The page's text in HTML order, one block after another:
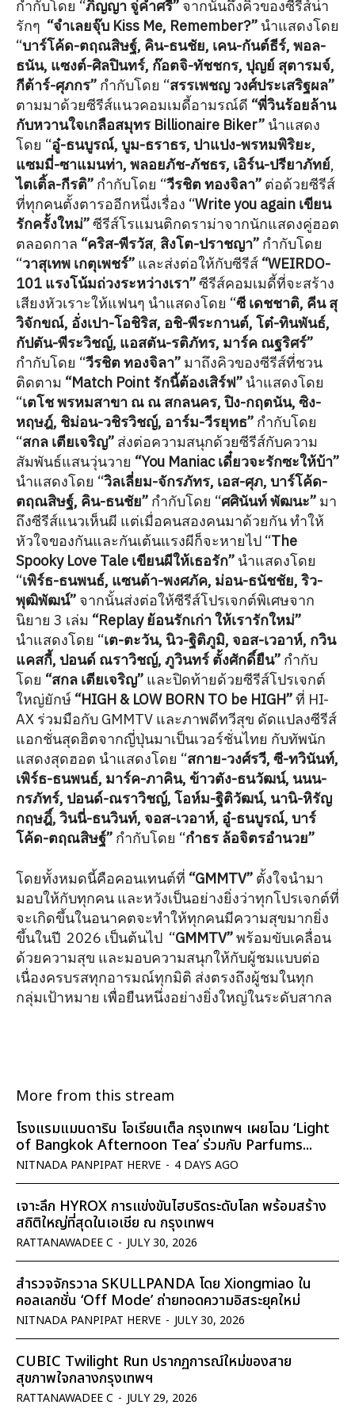
กำกับโดย “ภิญญา จู่คำศรี” จากนั้นถึงคิวของซีรีส์น่า
รักๆ “จำเลยจุ๊บ Kiss Me, Remember?” นำแสดงโดย
“บาร์โค้ด-ตฤณสิษฐ์, คิน-ธนชัย, เคน-กันต์ธีร์, พอล-
ธนัน, แซงต์-ศิลปินทร์, ก๊อตจิ-ทัชชกร, ปุญย์ สุตารมจ์,
กีต้าร์-ศุภกร” กำกับโดย “สรรเพชญ วงศ์ประเสริฐผล”
ตามมาด้วยซีรีส์แนวคอมเมดี้อามรณ์ดี “พี่วินร้อยล้าน
กับหวานใจเกลือสมุทร Billionaire Biker” นำแสดง
โดย “อู๋-ธนบูรณ์, บูม-ธราธร, ปาแปง-พรหมพิริยะ,
แซมมี่-ซาแมนท่า, พลอยภัช-ภัชธร, เอิร์น-ปรียาภัทย์,
ไตเติ้ล-กีรติ” กำกับโดย “วีรชิต ทองจิลา” ต่อด้วยซีรีส์
ที่ทุกคนตั้งตารออีกหนึ่งเรื่อง “Write you again เขียน
รักครั้งใหม่”ซีรีส์โรแมนติกดราม่าจากนักแสดงคู่ฮอต
ตลอดกาล “คริส-พีรวัส, สิงโต-ปราชญา” กำกับโดย
“วาสุเทพ เกตุเพชร์” และส่งต่อให้กับซีรีส์ “WEIRDO-
101 แรงโน้มถ่วงระหว่างเรา”ซีรีส์คอมเมดี้ที่จะสร้าง
เสียงหัวเราะให้แฟนๆ นำแสดงโดย “ซี เดชชาติ, คีน สุ
วิจักขณ์, อั่งเปา-โอชิริส, อชิ-พีระกานต์, โต๋-ทินพันธ์,
กัปตัน-พีระวิชญ์, แอสตัน-รติภัทร, มาร์ค ณฐริศร์”
กำกับโดย “วีรชิต ทองจิลา” มาถึงคิวของซีรีส์ที่ชวน
ติดตาม “Match Point รักนี้ต้องเสิร์ฟ” นำแสดงโดย
“เตโช พรหมสาขา ณ ณ สกลนคร, ปิง-กฤตนัน, ซิง-
หฤษฎ์, ชิม่อน-วชิรวิชญ์, อาร์ม-วีรยุทธ” กำกับโดย
“สกล เตียเจริญ” ส่งต่อความสนุกด้วยซีรีส์กับความ
สัมพันธ์แสนวุ่นวาย “You Maniac เดี๋ยวจะรักซะให้บ้า”
นำแสดงโดย “วิลเลี่ยม-จักรภัทร, เอส-ศุภ, บาร์โค้ด-
ตฤณสิษฐ์, คิน-ธนชัย” กำกับโดย “ศศินันท์ พัฒนะ” มา
ถึงซีรีส์แนวเห็นผี แต่เมื่อคนสองคนมาด้วยกัน ทำให้
หัวใจของกันและกันเต้นแรงผีก็จะหายไป “The
Spooky Love Tale เขียนผีให้เธอรัก” นำแสดงโดย
“เพิร์ธ-ธนพนธ์, แซนต้า-พงศภัค, ม่อน-ธนัชชัย, ริว-
พุฒิพัฒน์” จากนั้นส่งต่อให้ซีรีส์โปรเจกต์พิเศษจาก
นิยาย 3 เล่ม “Replay ย้อนรักเก่า ให้เรารักใหม่”
นำแสดงโดย “เต-ตะวัน, นิว-ฐิติภูมิ, จอส-เวอาห์, กวิน
แคสกี้, ปอนด์ ณราวิชญ์, ภูวินทร์ ตั้งศักดิ์ยืน” กำกับ
โดย “สกล เตียเจริญ” และปิดท้ายด้วยซีรีส์โปรเจกต์
ใหญ่ยักษ์ “HIGH & LOW BORN TO be HIGH”ที่ HI-
AX ร่วมมือกับ GMMTV และภาพดีทวีสุข ดัดแปลงซีรีส์
แอกชั่นสุดฮิตจากญี่ปุ่นมาเป็นเวอร์ชั่นไทย กับทัพนัก
แสดงสุดฮอต นำแสดงโดย “สกาย-วงศ์รวี, ซี-ทวินันท์,
เพิร์ธ-ธนพนธ์, มาร์ค-ภาคิน, ข้าวตัง-ธนวัฒน์, นนน-
กรภัทร์, ปอนด์-ณราวิชญ์, โอห์ม-ฐิติวัฒน์, นานิ-หิรัญ
กฤษฎิ์, วินนี่-ธนวินท์, จอส-เวอาห์, อู๋-ธนบูรณ์, บาร์
โค้ด-ตฤณสิษฐ์” กำกับโดย “กำธร ล้อจิตรอำนวย”
โดยทั้งหมดนี้คือคอนเทนต์ที่ “GMMTV” ตั้งใจนำมา
มอบให้กับทุกคน และหวังเป็นอย่างยิ่งว่าทุกโปรเจกต์ที่
จะเกิดขึ้นในอนาคตจะทำให้ทุกคนมีความสุขมากยิ่ง
ขึ้นในปี 2026 เป็นต้นไป “GMMTV”พร้อมขับเคลื่อน
ด้วยความสุข และมอบความสนุกให้กับผู้ชมแบบต่อ
เนื่องครบรสทุกอารมณ์ทุกมิติ ส่งตรงถึงผู้ชมในทุก
กลุ่มเป้าหมาย เพื่อยืนหนึ่งอย่างยิ่งใหญ่ในระดับสากล
More from this stream
โรงแรมแมนดาริน โอเรียนเต็ล กรุงเทพฯ เผยโฉม ‘Light
of Bangkok Afternoon Tea’ ร่วมกับ Parfums...
NITNADA PANPIPAT HERVE - 4 DAYS AGO
เจาะลึก HYROX การแข่งขันไฮบริดระดับโลก พร้อมสร้าง
สถิติใหญ่ที่สุดในเอเชีย ณ กรุงเทพฯ
RATTANAWADEE C - JULY 30, 2026
สำรวจจักรวาล SKULLPANDA โดย Xiongmiao ใน
คอลเลกชั่น ‘Off Mode’ ถ่ายทอดความอิสระยุคใหม่
NITNADA PANPIPAT HERVE - JULY 30, 2026
CUBIC Twilight Run ปรากฏการณ์ใหม่ของสาย
สุขภาพใจกลางกรุงเทพฯ
RATTANAWADEE C - JULY 29, 2026